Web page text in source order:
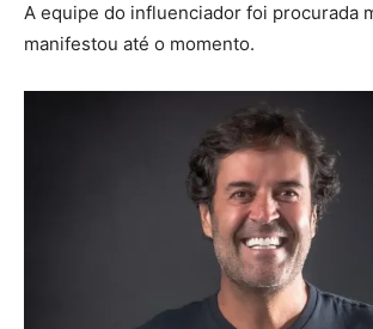
A equipe do influenciador foi procurada
manifestou até o momento.